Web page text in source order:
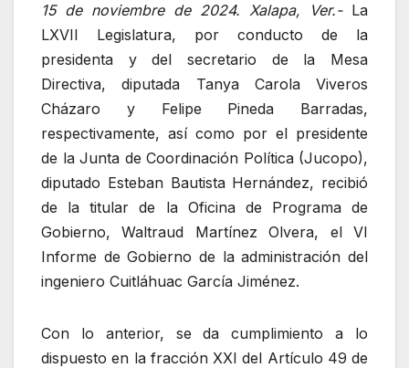
15 de noviembre de 2024. Xalapa, Ver.-La
LXVII Legislatura, por conducto de la
presidenta y del secretario de la Mesa
Directiva, diputada Tanya Carola Viveros
Cházaro y Felipe Pineda Barradas,
respectivamente, así como por el presidente
de la Junta de Coordinación Política (Jucopo),
diputado Esteban Bautista Hernández, recibió
de la titular de la Oficina de Programa de
Gobierno, Waltraud Martínez Olvera, el VI
Informe de Gobierno de la administración del
ingeniero Cuitláhuac García Jiménez.
Con lo anterior, se da cumplimiento a lo
dispuesto en la fracción XXI del Artículo 49 de